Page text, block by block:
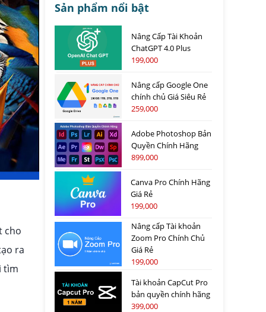
cho
ra
tìm
Sản phẩm nổi bật
Nâng Cấp Tài Khoản
ChatGPT 4.0 Plus
199,000
Nâng cấp Google One
chính chủ Giá Siêu Rẻ
259,000
Adobe Photoshop Bản
Quyền Chính Hãng
899,000
Canva Pro Chính Hãng
Giá Rẻ
199,000
Nâng cấp Tài khoản
Zoom Pro Chính Chủ
Giá Rẻ
199,000
Tài khoản CapCut Pro
bản quyền chính hãng
399,000